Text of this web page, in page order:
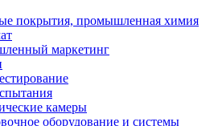
покрытия, промышленная химия
маркетинг
камеры
оборудование и системы